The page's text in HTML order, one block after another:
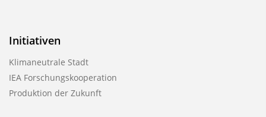
Initiativen
Klimaneutrale Stadt
IEA Forschungskooperation
Produktion der Zukunft